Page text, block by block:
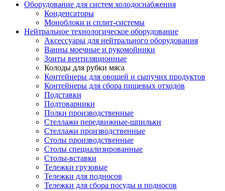
Оборудование для систем холодоснабжения
Конденсаторы
Моноблоки и сплит-системы
Нейтральное технологическое оборудование
Аксессуары для нейтрального оборудования
Ванны моечные и рукомойники
Зонты вентиляционные
Колоды для рубки мяса
Контейнеры для овощей и сыпучих продуктов
Контейнеры для сбора пищевых отходов
Подставки
Подтоварники
Полки производственные
Стеллажи передвижные-шпильки
Стеллажи производственные
Столы производственные
Столы специализированные
Столы-вставки
Тележки грузовые
Тележки для подносов
Тележки для сбора посуды и подносов